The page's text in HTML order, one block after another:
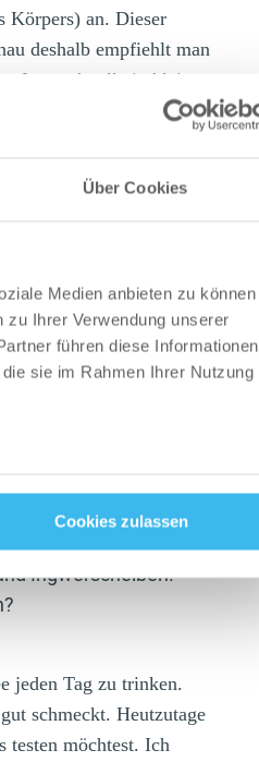
Über Cookies
Medien anbieten zu können
zu Ihrer Verwendung unserer
führen diese Informationen
sie im Rahmen Ihrer Nutzung
Cookies zulassen
Körpers) an. Dieser
deshalb empfiehlt man
Ingwerknolle in kleine
damit der Ingwer ein
Ingwerscheiben.
jeden Tag zu trinken.
schmeckt. Heutzutage
testen möchtest. Ich